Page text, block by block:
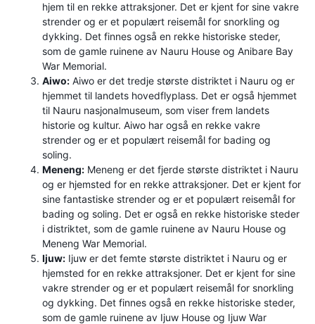
hjem til en rekke attraksjoner. Det er kjent for sine vakre
strender og er et populært reisemål for snorkling og
dykking. Det finnes også en rekke historiske steder,
som de gamle ruinene av Nauru House og Anibare Bay
War Memorial.
Aiwo: Aiwo er det tredje største distriktet i Nauru og er
hjemmet til landets hovedflyplass. Det er også hjemmet
til Nauru nasjonalmuseum, som viser frem landets
historie og kultur. Aiwo har også en rekke vakre
strender og er et populært reisemål for bading og
soling.
Meneng: Meneng er det fjerde største distriktet i Nauru
og er hjemsted for en rekke attraksjoner. Det er kjent for
sine fantastiske strender og er et populært reisemål for
bading og soling. Det er også en rekke historiske steder
i distriktet, som de gamle ruinene av Nauru House og
Meneng War Memorial.
Ijuw: Ijuw er det femte største distriktet i Nauru og er
hjemsted for en rekke attraksjoner. Det er kjent for sine
vakre strender og er et populært reisemål for snorkling
og dykking. Det finnes også en rekke historiske steder,
som de gamle ruinene av Ijuw House og Ijuw War